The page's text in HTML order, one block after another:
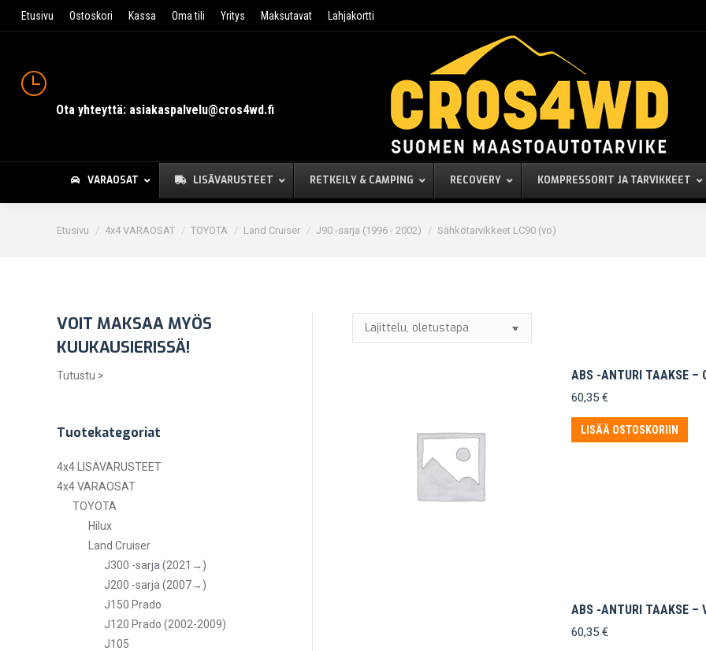
Etusivu Ostoskori Kassa Oma tili Yritys Maksutavat Lahjakortti
Ota yhteyttä: asiakaspalvelu@cros4wd.fi
VARAOSAT LISÄVARUSTEET RETKEILY & CAMPING RECOVERY KOMPRESSORIT JA TARVIKKEET
You are here:
Etusivu 4x4 VARAOSAT TOYOTA Land Cruiser J90 -sarja (1996 - 2002) Sähkötarvikkeet LC90 (vo)
ABS -ANTURI TAAKSE –
60,35 €
LISÄÄ OSTOSKORIIN
ABS -ANTURI TAAKSE –
60,35 €
VOIT MAKSAA MYÖS
KUUKAUSIERISSÄ!
Tutustu >
Tuotekategoriat
4x4 LISÄVARUSTEET
4x4 VARAOSAT
TOYOTA
Hilux
Land Cruiser
J300 -sarja (2021→)
J200 -sarja (2007→)
J150 Prado
J120 Prado (2002-2009)
J105